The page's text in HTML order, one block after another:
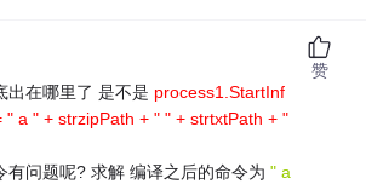
出在哪里了 是不是 process1.StartInf
" a " + strzipPath + " " + strtxtPath + "
有问题呢? 求解 编译之后的命令为" a
赞